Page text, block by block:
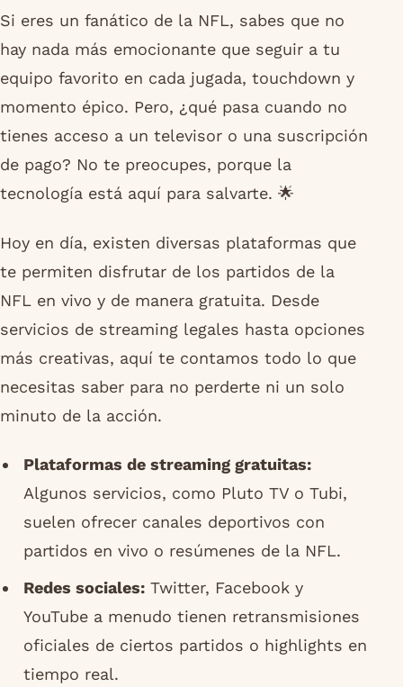
Si eres un fanático de la NFL, sabes que no
hay nada más emocionante que seguir a tu
equipo favorito en cada jugada, touchdown y
momento épico. Pero, ¿qué pasa cuando no
tienes acceso a un televisor o una suscripción
de pago? No te preocupes, porque la
tecnología está aquí para salvarte. 🌟
Hoy en día, existen diversas plataformas que
te permiten disfrutar de los partidos de la
NFL en vivo y de manera gratuita. Desde
servicios de streaming legales hasta opciones
más creativas, aquí te contamos todo lo que
necesitas saber para no perderte ni un solo
minuto de la acción.
Plataformas de streaming gratuitas:
Algunos servicios, como Pluto TV o Tubi,
suelen ofrecer canales deportivos con
partidos en vivo o resúmenes de la NFL.
Redes sociales:Twitter, Facebook y
YouTube a menudo tienen retransmisiones
oficiales de ciertos partidos o highlights en
tiempo real.